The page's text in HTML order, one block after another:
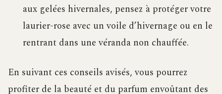
aux gelées hivernales, pensez à protéger votre
laurier-rose avec un voile d’hivernage ou en le
rentrant dans une véranda non chauffée.
En suivant ces conseils avisés, vous pourrez
profiter de la beauté et du parfum envoûtant des